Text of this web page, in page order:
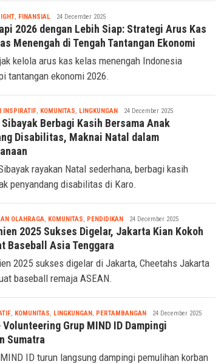
, FINANSIAL Tsaqif
Ridwan
24 December 2025
2026 dengan Lebih Siap: Strategi Arus Kas
Menengah di Tengah Tantangan Ekonomi
kelola arus kas kelas menengah Indonesia
tantangan ekonomi 2026.
INSPIRATIF, KOMUNITAS, LINGKUNGANTsaqif
Ridwan
24 December 2025
Sibayak Berbagi Kasih Bersama Anak
Disabilitas, Maknai Natal dalam
rayakan Natal sederhana, berbagi kasih
penyandang disabilitas di Karo.
OLAHRAGA, KOMUNITAS, PENDIDIKANTsaqif
Ridwan
24 December 2025
2025 Sukses Digelar, Jakarta Kian Kokoh
Baseball Asia Tenggara
2025 sukses digelar di Jakarta, Cheetahs Jakarta
baseball remaja ASEAN.
, KOMUNITAS, LINGKUNGAN, PERTAMBANGANTsaqif
Ridwan
24 December 2025
Volunteering Grup MIND ID Dampingi
Sumatra
ID turun langsung dampingi pemulihan korban